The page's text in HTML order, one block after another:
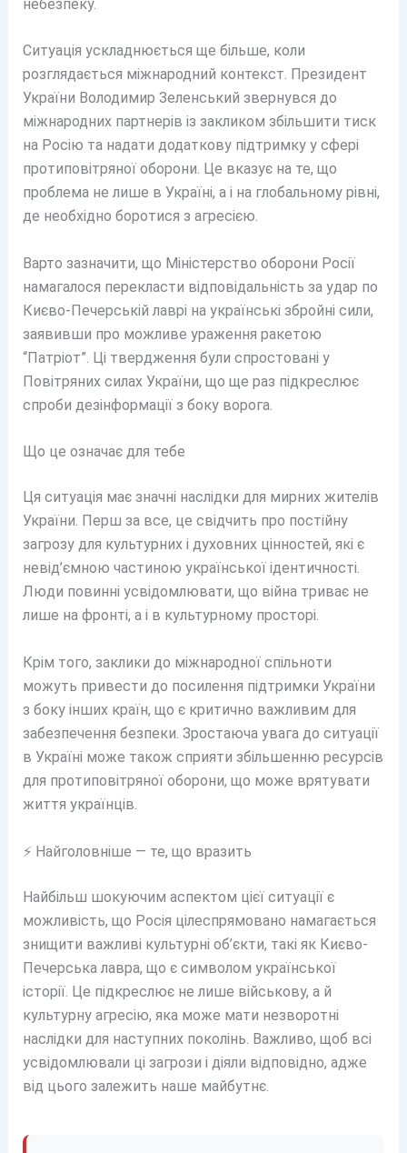
небезпеку.
Ситуація ускладнюється ще більше, коли
розглядається міжнародний контекст. Президент
України Володимир Зеленський звернувся до
міжнародних партнерів із закликом збільшити тиск
на Росію та надати додаткову підтримку у сфері
протиповітряної оборони. Це вказує на те, що
проблема не лише в Україні, а і на глобальному рівні,
де необхідно боротися з агресією.
Варто зазначити, що Міністерство оборони Росії
намагалося перекласти відповідальність за удар по
Києво-Печерській лаврі на українські збройні сили,
заявивши про можливе ураження ракетою
“Патріот”. Ці твердження були спростовані у
Повітряних силах України, що ще раз підкреслює
спроби дезінформації з боку ворога.
Що це означає для тебе
Ця ситуація має значні наслідки для мирних жителів
України. Перш за все, це свідчить про постійну
загрозу для культурних і духовних цінностей, які є
невід’ємною частиною української ідентичності.
Люди повинні усвідомлювати, що війна триває не
лише на фронті, а і в культурному просторі.
Крім того, заклики до міжнародної спільноти
можуть привести до посилення підтримки України
з боку інших країн, що є критично важливим для
забезпечення безпеки. Зростаюча увага до ситуації
в Україні може також сприяти збільшенню ресурсів
для протиповітряної оборони, що може врятувати
життя українців.
⚡ Найголовніше — те, що вразить
Найбільш шокуючим аспектом цієї ситуації є
можливість, що Росія цілеспрямовано намагається
знищити важливі культурні об’єкти, такі як Києво-
Печерська лавра, що є символом української
історії. Це підкреслює не лише військову, а й
культурну агресію, яка може мати незворотні
наслідки для наступних поколінь. Важливо, щоб всі
усвідомлювали ці загрози і діяли відповідно, адже
від цього залежить наше майбутнє.